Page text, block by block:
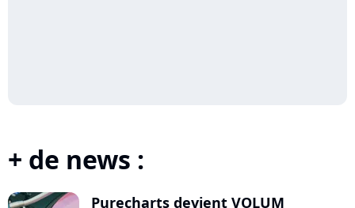
+ de news :
Purecharts devient VOLUM